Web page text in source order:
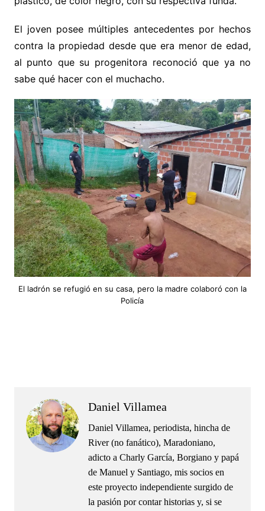
El joven posee múltiples antecedentes por hechos
contra la propiedad desde que era menor de edad,
al punto que su progenitora reconoció que ya no
sabe qué hacer con el muchacho.
El ladrón se refugió en su casa, pero la madre colaboró con la
Policía
Daniel Villamea
Daniel Villamea, periodista, hincha de
River (no fanático), Maradoniano,
adicto a Charly García, Borgiano y papá
de Manuel y Santiago, mis socios en
este proyecto independiente surgido de
la pasión por contar historias y, si se